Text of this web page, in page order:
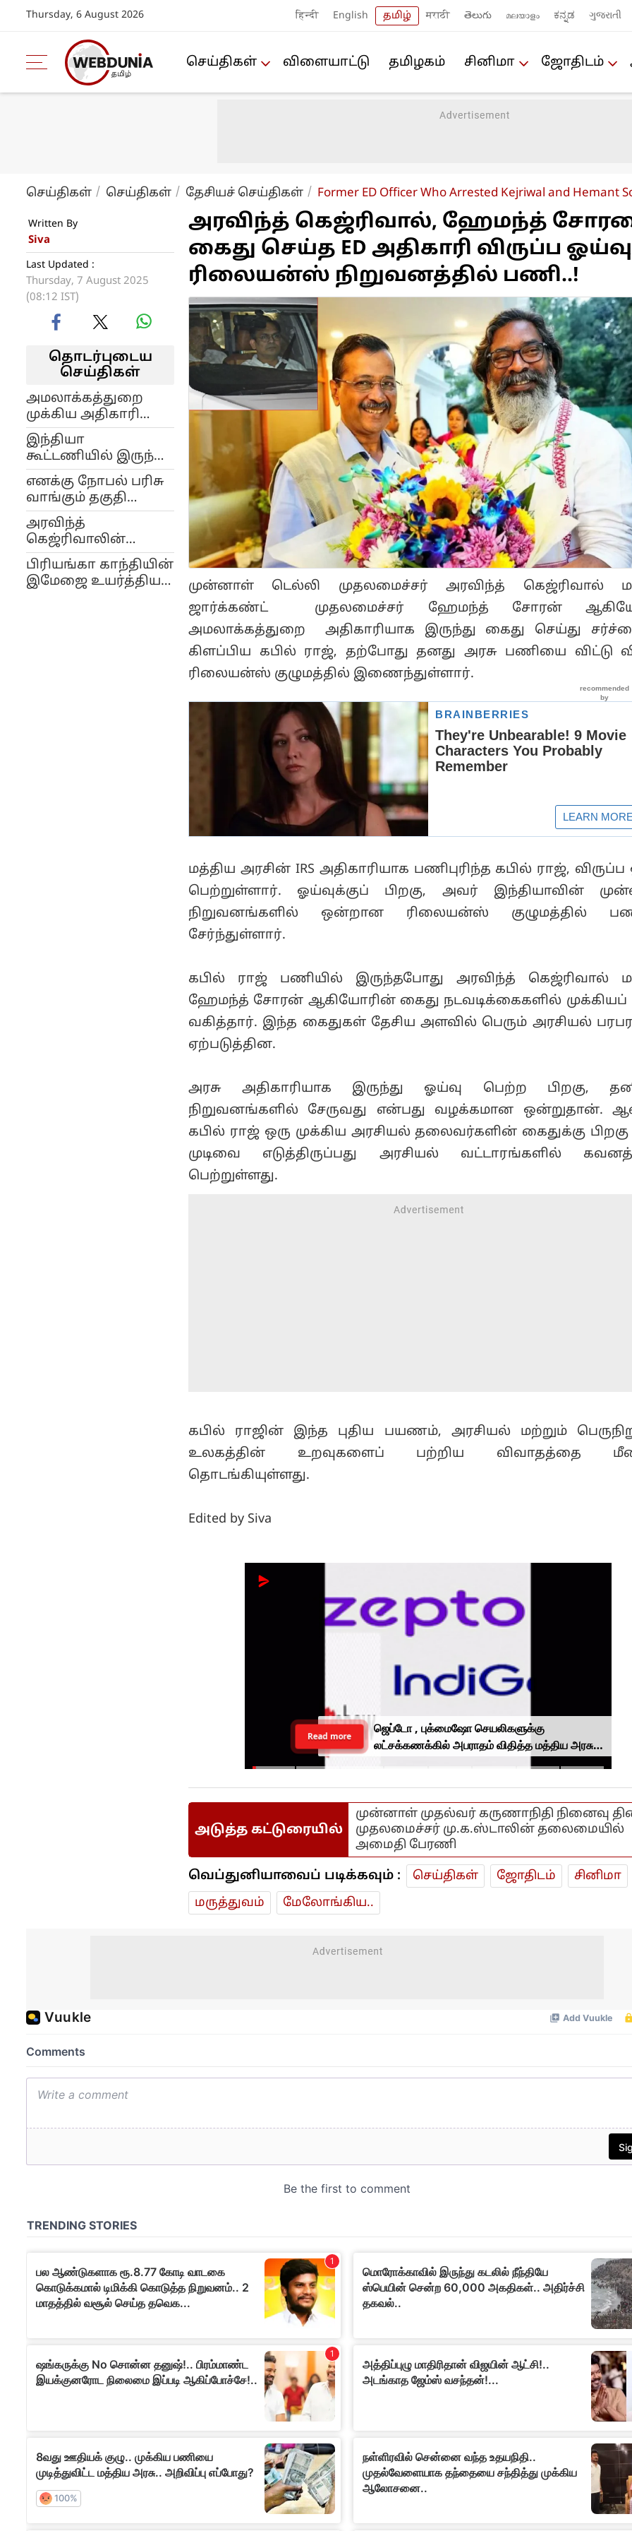
Thursday, 6 August 2026 हिन्दी English தமிழ் मराठी తెలుగు മലയാളം ಕನ್ನಡ ગુજરાતી
செய்திகள் விளையா‌ட்டு த‌மிழக‌ம் சினிமா ஜோ‌திட‌ம்
செய்திகள் செய்திகள் தேசியச் செய்திகள் Former ED Officer Who Arrested Kejriwal and Hemant
Written By
Siva
Last Updated :
Thursday, 7 August 2025
(08:12 IST)
தொடர்புடைய
செய்திகள்
அமலாக்கத்துறை
முக்கிய அதிகாரி
திடீர் ராஜினாமா..
இரு முதல்வர்களை
கைது செய்தவர்..!
இந்தியா
கூட்டணியில் இருந்து
விலகுகிறோம்: ஆம்
ஆத்மி அதிகாரபூர்வ
அறிவிப்பு..!
எனக்கு நோபல் பரிசு
வாங்கும் தகுதி
உள்ளது.. ‘தி
கெஜ்ரிவால் மாடல்’
குறித்து பாஜக
கிண்டல்..!
அரவிந்த்
கெஜ்ரிவாலின்
கம்பேக்:
இடைத்தேர்தல்
வெற்றிகளால் தேசிய
பிரியங்கா காந்தியின்
இமேஜை உயர்த்திய
அரவிந்த் கெஜ்ரிவால், ஹேமந்த்
கைது செய்த ED அதிகாரி விருப்ப
ரிலையன்ஸ் நிறுவனத்தில் பணி..!
முன்னாள் டெல்லி முதலமைச்சர் அரவிந்த் கெஜ்ரிவால்
ஜார்க்கண்ட் முதலமைச்சர் ஹேமந்த் சோரன்
அமலாக்கத்துறை அதிகாரியாக இருந்து கைது செய்து
கிளப்பிய கபில் ராஜ், தற்போது தனது அரசு பணியை விட்டு
ரிலையன்ஸ் குழுமத்தில் இணைந்துள்ளார்.
மத்திய அரசின் IRS அதிகாரியாக பணிபுரிந்த கபில் ராஜ், விருப்ப
பெற்றுள்ளார். ஓய்வுக்குப் பிறகு, அவர் இந்தியாவின்
நிறுவனங்களில் ஒன்றான ரிலையன்ஸ் குழுமத்தில்
சேர்ந்துள்ளார்.
கபில் ராஜ் பணியில் இருந்தபோது அரவிந்த் கெஜ்ரிவால்
ஹேமந்த் சோரன் ஆகியோரின் கைது நடவடிக்கைகளில் முக்கியப்
வகித்தார். இந்த கைதுகள் தேசிய அளவில் பெரும் அரசியல்
ஏற்படுத்தின.
அரசு அதிகாரியாக இருந்து ஓய்வு பெற்ற பிறகு,
நிறுவனங்களில் சேருவது என்பது வழக்கமான ஒன்றுதான்.
கபில் ராஜ் ஒரு முக்கிய அரசியல் தலைவர்களின் கைதுக்கு
முடிவை எடுத்திருப்பது அரசியல் வட்டாரங்களில்
பெற்றுள்ளது.
கபில் ராஜின் இந்த புதிய பயணம், அரசியல் மற்றும்
உலகத்தின் உறவுகளைப் பற்றிய விவாதத்தை
தொடங்கியுள்ளது.
Edited by Siva
ஜெப்டோ , புக்மைஷோ செயலிகளுக்கு
லட்சக்கணக்கில் அபராதம் விதித்த மத்திய அரசு..
Read more
அடுத்த கட்டுரையில்
முன்னாள் முதல்வர் கருணாநிதி நினைவு
முதலமைச்சர் மு.க.ஸ்டாலின் தலைமையில்
அமைதி பேரணி
வெப்துனியாவைப் படிக்கவும் : செய்திகள் ஜோ‌திட‌ம்
சினிமா
மரு‌த்துவ‌ம்
மேலோங்கிய..